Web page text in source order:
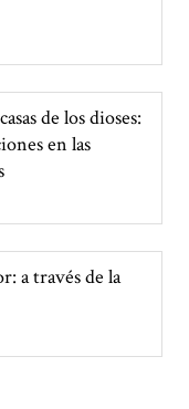
de los dioses:
en las
a través de la